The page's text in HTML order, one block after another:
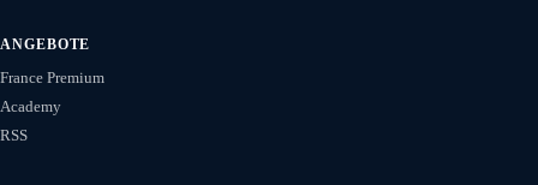
ANGEBOTE
France Premium
Academy
RSS